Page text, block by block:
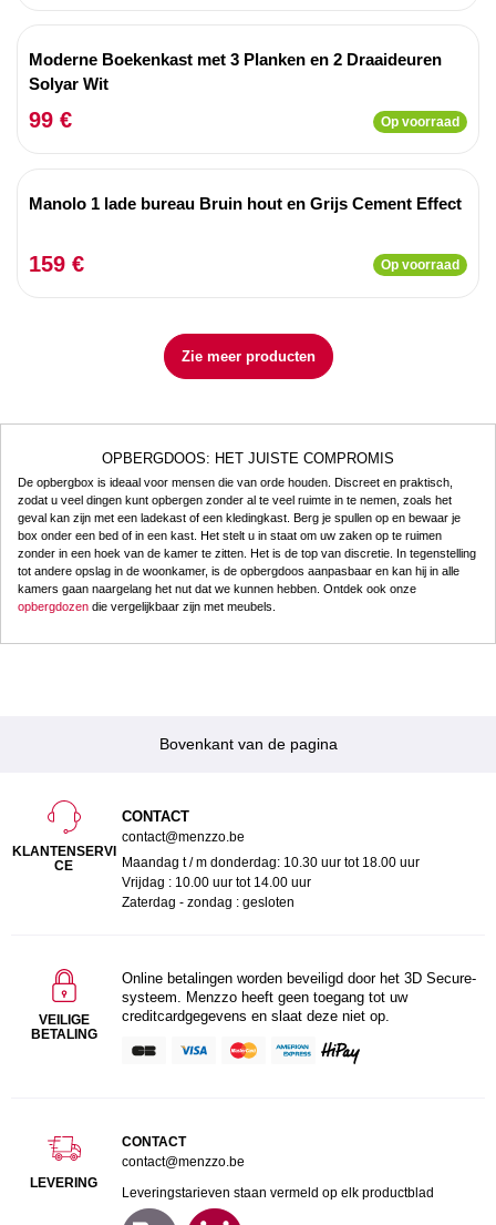
Moderne Boekenkast met 3 Planken en 2 Draaideuren
Solyar Wit
99 € Op voorraad
Manolo 1 lade bureau Bruin hout en Grijs Cement Effect
159 € Op voorraad
Zie meer producten
OPBERGDOOS: HET JUISTE COMPROMIS
De opbergbox is ideaal voor mensen die van orde houden. Discreet en praktisch,
zodat u veel dingen kunt opbergen zonder al te veel ruimte in te nemen, zoals het
geval kan zijn met een ladekast of een kledingkast. Berg je spullen op en bewaar je
box onder een bed of in een kast. Het stelt u in staat om uw zaken op te ruimen
zonder in een hoek van de kamer te zitten. Het is de top van discretie. In tegenstelling
tot andere opslag in de woonkamer, is de opbergdoos aanpasbaar en kan hij in alle
kamers gaan naargelang het nut dat we kunnen hebben. Ontdek ook onze
opbergdozen die vergelijkbaar zijn met meubels.
Bovenkant van de pagina
KLANTENSERVI
CE
CONTACT
contact@menzzo.be
Maandag t / m donderdag: 10.30 uur tot 18.00 uur
Vrijdag : 10.00 uur tot 14.00 uur
Zaterdag - zondag : gesloten
VEILIGE
BETALING
Online betalingen worden beveiligd door het 3D Secure-
systeem. Menzzo heeft geen toegang tot uw
creditcardgegevens en slaat deze niet op.
LEVERING
CONTACT
contact@menzzo.be
Leveringstarieven staan vermeld op elk productblad